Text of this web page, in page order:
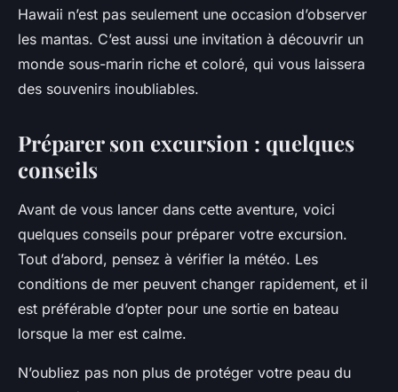
Hawaii n’est pas seulement une occasion d’observer
les mantas. C’est aussi une invitation à découvrir un
monde sous-marin riche et coloré, qui vous laissera
des souvenirs inoubliables.
Préparer son excursion : quelques
conseils
Avant de vous lancer dans cette aventure, voici
quelques conseils pour préparer votre excursion.
Tout d’abord, pensez à vérifier la météo. Les
conditions de mer peuvent changer rapidement, et il
est préférable d’opter pour une sortie en bateau
lorsque la mer est calme.
N’oubliez pas non plus de protéger votre peau du